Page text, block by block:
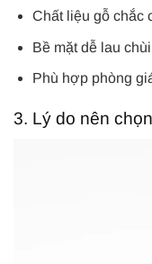
Chất liệu gỗ chắc
Bề mặt dễ lau
Phù hợp phòng
3. Lý do nên